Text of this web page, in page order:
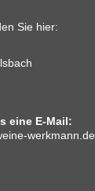
Sie hier:
eine E-Mail:
werkmann.de